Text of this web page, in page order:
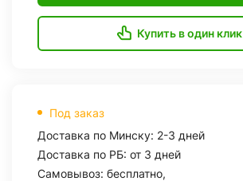
Купить в один клик
Под заказ
Доставка по Минску: 2-3 дней
Доставка по РБ: от 3 дней
Самовывоз: бесплатно,